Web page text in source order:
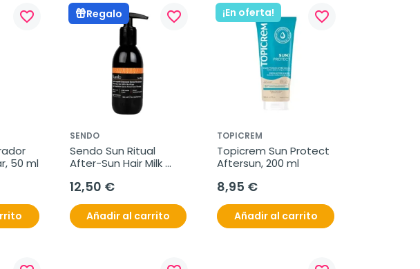
favorite_border
50 ml
Regalo favorite_border
SENDO
Sendo Sun Ritual
After-Sun Hair Milk
12,50 €
Añadir al carrito
¡En oferta! favorite_border
TOPICREM
Topicrem Sun Protect
Aftersun, 200 ml
8,95 €
Añadir al carrito